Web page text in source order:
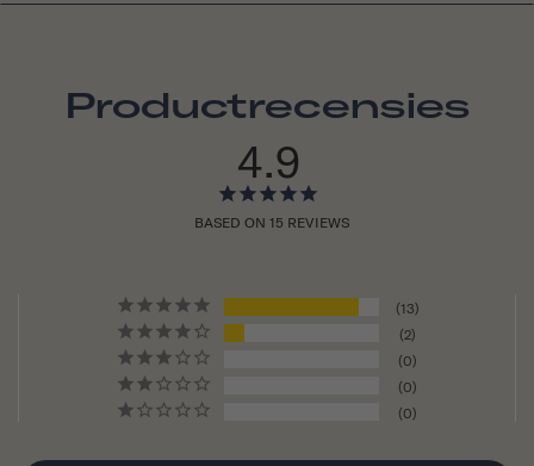
Productrecensies
4.9
BASED ON 15 REVIEWS
13
2
0
0
0